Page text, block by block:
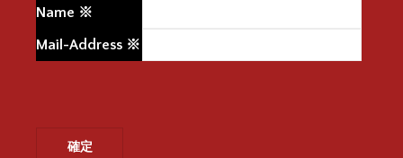
Name ※
Mail-Address ※